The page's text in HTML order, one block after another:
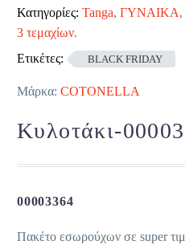
Κατηγορίες: Tanga, ΓΥΝΑΙΚΑ,
3 τεμαχίων.
Ετικέτες:
BLACK FRIDAY
Μάρκα: COTONELLA
Κυλοτάκι-
00003364
Πακέτο εσωρούχων σε super